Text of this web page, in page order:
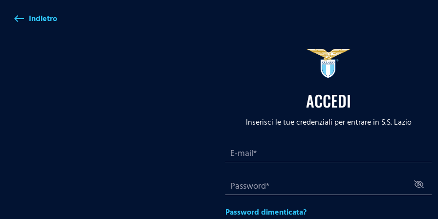
west Indietro
ACCEDI
Inserisci le tue credenziali per entrare in S.S. Lazio
Password dimenticata?